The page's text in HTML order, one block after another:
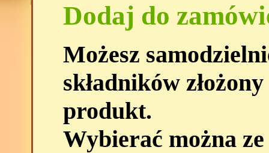
Dodaj do
Możesz
składników
produkt.
Wybierać można